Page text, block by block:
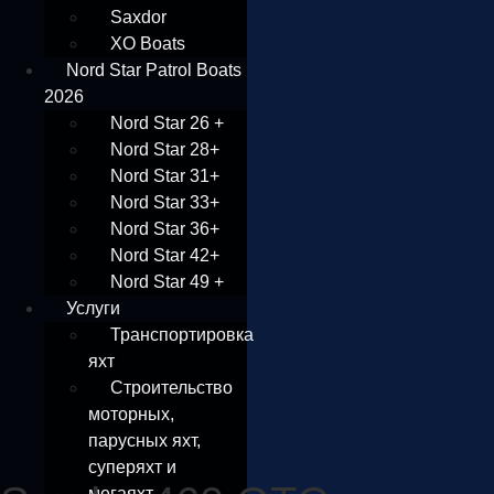
Saxdor
XO Boats
Nord Star Patrol Boats
2026
Nord Star 26 +
Nord Star 28+
Nord Star 31+
Nord Star 33+
Nord Star 36+
Nord Star 42+
Nord Star 49 +
Услуги
Транспортировка
яхт
Строительство
моторных,
парусных яхт,
суперяхт и